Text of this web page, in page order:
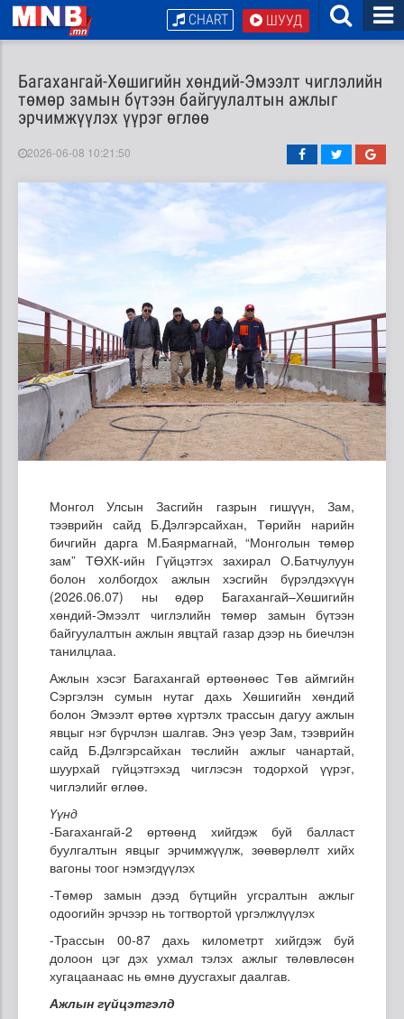
ШУУД
CHART
Багахангай-Хөшигийн хөндий-Эмээлт чиглэлийн
төмөр замын бүтээн байгуулалтын ажлыг
эрчимжүүлэх үүрэг өглөө
2026-06-08 10:21:50
Монгол Улсын Засгийн газрын гишүүн, Зам,
тээврийн сайд Б.Дэлгэрсайхан, Төрийн нарийн
бичгийн дарга М.Баярмагнай, “Монголын төмөр
зам” ТӨХК-ийн Гүйцэтгэх захирал О.Батчулуун
болон холбогдох ажлын хэсгийн бүрэлдэхүүн
(2026.06.07) ны өдөр Багахангай–Хөшигийн
хөндий-Эмээлт чиглэлийн төмөр замын бүтээн
байгуулалтын ажлын явцтай газар дээр нь биечлэн
танилцлаа.
Ажлын хэсэг Багахангай өртөөнөөс Төв аймгийн
Сэргэлэн сумын нутаг дахь Хөшигийн хөндий
болон Эмээлт өртөө хүртэлх трассын дагуу ажлын
явцыг нэг бүрчлэн шалгав. Энэ үеэр Зам, тээврийн
сайд Б.Дэлгэрсайхан төслийн ажлыг чанартай,
шуурхай гүйцэтгэхэд чиглэсэн тодорхой үүрэг,
чиглэлийг өглөө.
Үүнд
-Багахангай-2 өртөөнд хийгдэж буй балласт
буулгалтын явцыг эрчимжүүлж, зөөвөрлөлт хийх
вагоны тоог нэмэгдүүлэх
-Төмөр замын дээд бүтцийн угсралтын ажлыг
одоогийн эрчээр нь тогтвортой үргэлжлүүлэх
-Трассын 00-87 дахь километрт хийгдэж буй
долоон цэг дэх ухмал тэлэх ажлыг төлөвлөсөн
хугацаанаас нь өмнө дуусгахыг даалгав.
Ажлын гүйцэтгэлд